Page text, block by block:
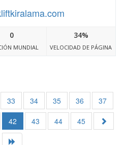
0
MUNDIAL
34%
VELOCIDAD DE PÁGINA
33 34 35 36
37
42 43 44 45